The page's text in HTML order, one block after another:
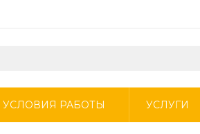
УСЛОВИЯ РАБОТЫ УСЛУГИ